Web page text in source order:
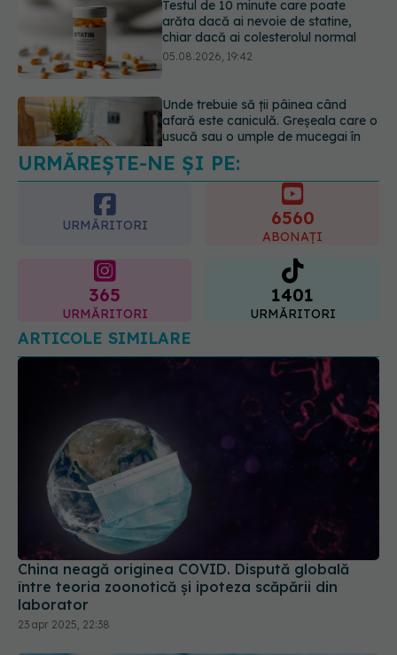
Unde trebuie să ții pâinea când
afară este caniculă. Greșeala care o
usucă sau o umple de mucegai în
doar câteva zile
Adevărul despre tratamentul cu
doze mari de Vitamina D în cancerul
colorectal
06.08.2026, 08:06
URMĂREȘTE-NE ȘI PE:
URMĂRITORI
ABONAȚI
URMĂRITORI
1401
URMĂRITORI
ARTICOLE SIMILARE
China neagă originea COVID. Dispută globală
între teoria zoonotică și ipoteza scăpării din
laborator
23 apr 2025, 22:38